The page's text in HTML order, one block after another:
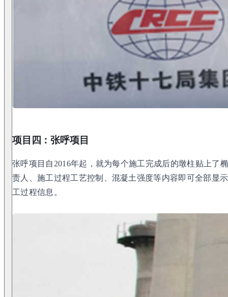
项目四：张呼项目
张呼项目自2016年起，就为每个施工完成后的墩柱贴上了
责人、施工过程工艺控制、混凝土强度等内容即可全部显
工过程信息。